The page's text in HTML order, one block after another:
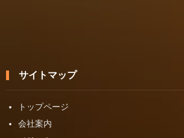
サイトマップ
トップページ
会社案内